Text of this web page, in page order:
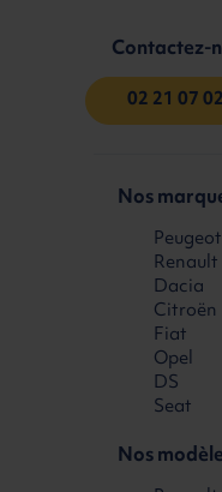
Contactez-
02 21 07
Nos
Peugeot
Renault
Dacia
Citroën
Fiat
Opel
DS
Seat
Nos